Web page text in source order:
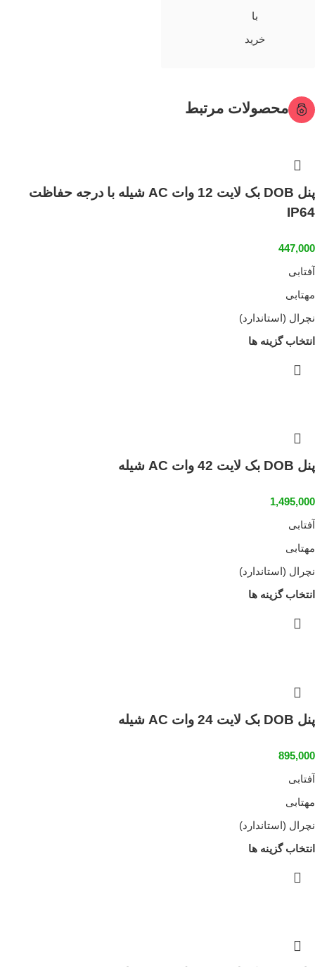
با
خرید
محصولات مرتبط
پنل DOB بک لایت 12 وات AC شیله با درجه حفاظت
IP64
447,000
آفتابی
مهتابی
نچرال (استاندارد)
انتخاب گزینه ها
پنل DOB بک لایت 42 وات AC شیله
1,495,000
آفتابی
مهتابی
نچرال (استاندارد)
انتخاب گزینه ها
پنل DOB بک لایت 24 وات AC شیله
895,000
آفتابی
مهتابی
نچرال (استاندارد)
انتخاب گزینه ها